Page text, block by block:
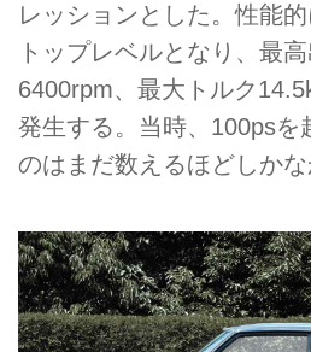
レッションとした。性能
トップレベルとなり、最
6400rpm、最大トルク
発生する。当時、100psを
のはまだ数えるほどしかな